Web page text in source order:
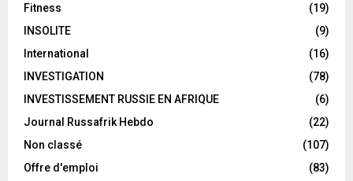
Fitness
(19)
INSOLITE
(9)
International
(16)
INVESTIGATION
(78)
INVESTISSEMENT RUSSIE EN AFRIQUE
(6)
Journal Russafrik Hebdo
(22)
Non classé
(107)
Offre d'emploi
(83)